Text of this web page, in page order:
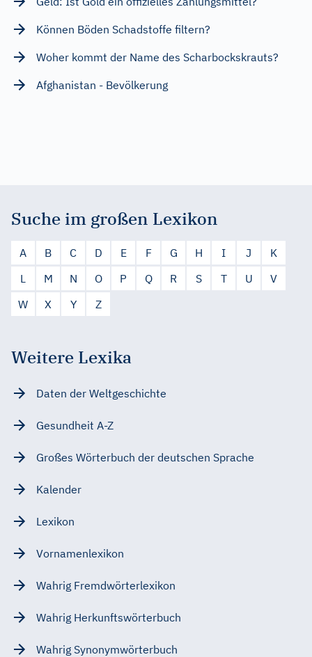
Können Böden Schadstoffe filtern?
Woher kommt der Name des Scharbockskrauts?
Afghanistan - Bevölkerung
Suche im großen Lexikon
A B C D E F G H I J
K
L
M N O P Q R S T U
V
W
X Y Z
Weitere Lexika
Daten der Weltgeschichte
Gesundheit A-Z
Großes Wörterbuch der deutschen Sprache
Kalender
Lexikon
Vornamenlexikon
Wahrig Fremdwörterlexikon
Wahrig Herkunftswörterbuch
Wahrig Synonymwörterbuch